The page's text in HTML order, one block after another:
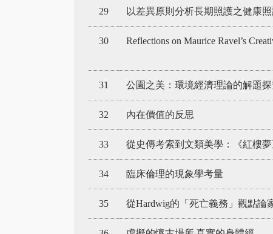
29 以差異原則分析長期照護之健康
30 Reflections on Maurice Ravel’s
31 公園之美：環境經濟理論的解題探
32 內在價值的反思
33 從史傳考索到文類美學：《紅樓
34 臨床倫理的現象學考量
35 從Hardwig的「死亡義務」觀點論